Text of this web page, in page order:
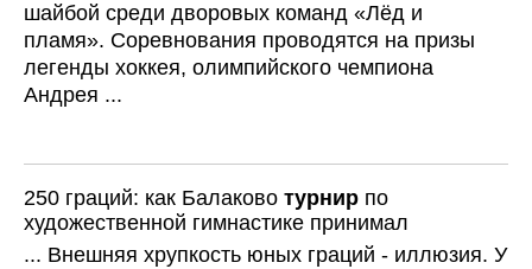
шайбой среди дворовых команд «Лёд и
пламя». Соревнования проводятся на призы
легенды хоккея, олимпийского чемпиона
Андрея ...
250 граций: как Балаково турнир по
художественной гимнастике принимал
... Внешняя хрупкость юных граций - иллюзия. У